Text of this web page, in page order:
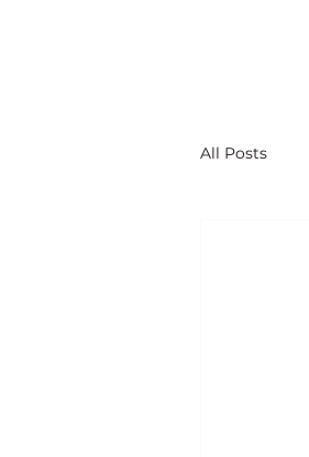
All Posts